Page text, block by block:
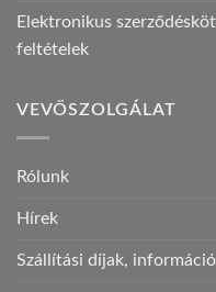
Elektronikus
feltételek
VEVŐSZOLGÁLAT
Rólunk
Hírek
Szállítási díjak,